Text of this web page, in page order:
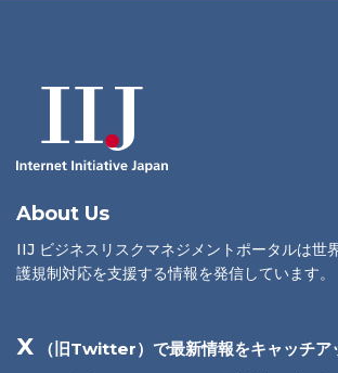
About Us
IIJ ビジネスリスクマネジメントポータルは世
護規制対応を支援する情報を発信しています。
X （旧Twitter）で最新情報をキャッチア